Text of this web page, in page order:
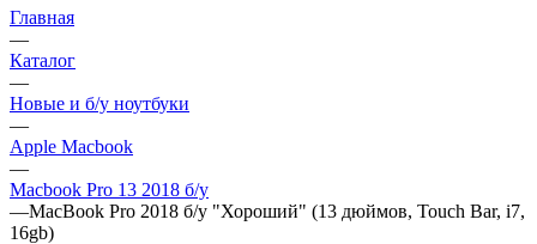
Главная
—
Каталог
—
Новые и б/у ноутбуки
—
Apple Macbook
—
Macbook Pro 13 2018 б/у
—MacBook Pro 2018 б/у "Хороший" (13 дюймов, Touch Bar, i7,
16gb)